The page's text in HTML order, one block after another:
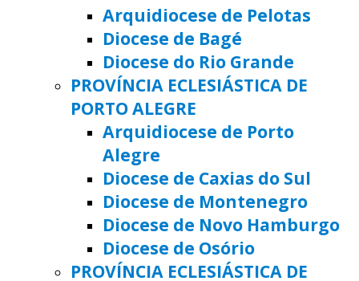
Arquidiocese de Pelotas
Diocese de Bagé
Diocese do Rio Grande
PROVÍNCIA ECLESIÁSTICA DE
PORTO ALEGRE
Arquidiocese de Porto
Alegre
Diocese de Caxias do Sul
Diocese de Montenegro
Diocese de Novo Hamburgo
Diocese de Osório
PROVÍNCIA ECLESIÁSTICA DE